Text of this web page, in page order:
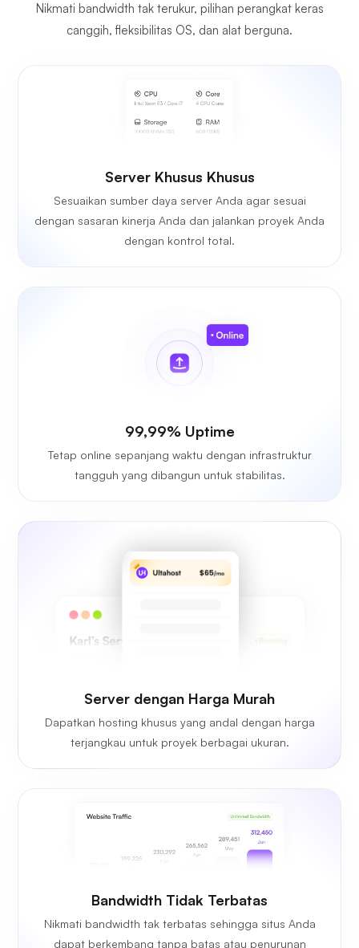
Nikmati bandwidth tak terukur, pilihan perangkat keras
canggih, fleksibilitas OS, dan alat berguna.
Server Khusus Khusus
Sesuaikan sumber daya server Anda agar sesuai
dengan sasaran kinerja Anda dan jalankan proyek Anda
dengan kontrol total.
99,99% Uptime
Tetap online sepanjang waktu dengan infrastruktur
tangguh yang dibangun untuk stabilitas.
Server dengan Harga Murah
Dapatkan hosting khusus yang andal dengan harga
terjangkau untuk proyek berbagai ukuran.
Bandwidth Tidak Terbatas
Nikmati bandwidth tak terbatas sehingga situs Anda
dapat berkembang tanpa batas atau penurunan